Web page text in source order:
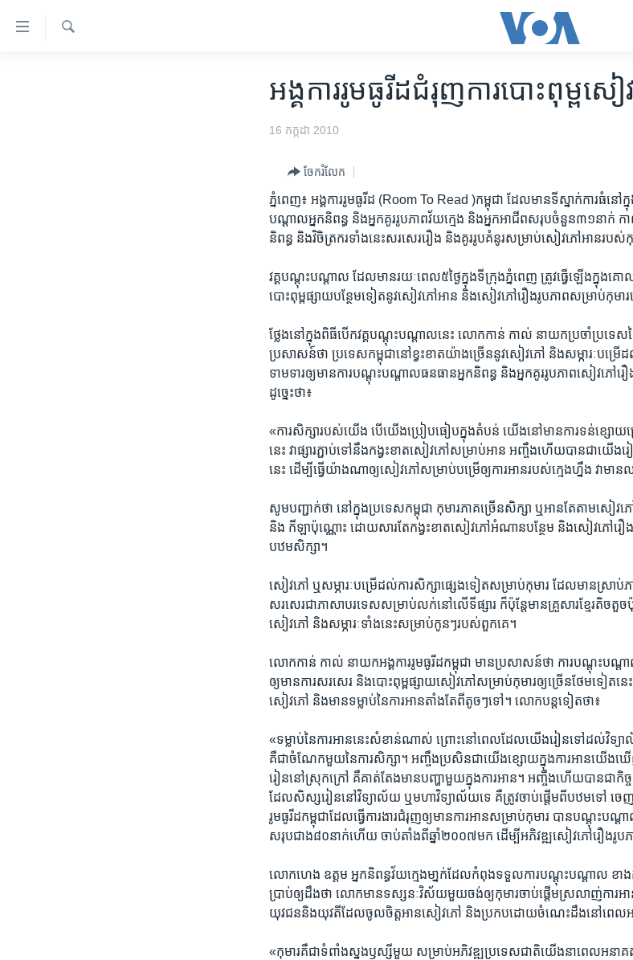
ទៅ​
អង្គការ​រូមធូរីដ​ជំរុញ​ការ​បោះពុម្ព​សៀ
16 កក្កដា 2010
ចែករំលែក
ភ្នំពេញ៖ អង្គការរូមធូរីដ​ (Room To Read )កម្ពុជា ដែល​មាន​ទី​ស្នាក់​ការ​ធំ​នៅ​ក្
បណ្ដាល​អ្នក​និពន្ធ និង​អ្នក​គូរ​រូបភាពវ័យ​ក្មេង និង​អ្នក​អាជីព​សរុបចំនួន​៣១​នាក់ កា
និពន្ធ និង​វិចិត្រករ​ទាំងនេះសរសេរ​រឿង និង​គូរ​រូប​គំនូរ​សម្រាប់​សៀវភៅ​អាន​របស់​កុ
វគ្គ​បណ្តុះ​បណ្តាល ដែល​មាន​រយៈ​ពេល​៥​ថ្ងៃ​ក្នុង​ទីក្រុង​ភ្នំពេញ​ ត្រូវ​ធ្វើឡើងក្
បោះ​ពុម្ពផ្សាយ​បន្ថែម​ទៀត​នូវ​សៀវភៅ​អាន និង​សៀវភៅ​រឿង​រូបភាព​សម្រាប់​កុមារ​
ថ្លែង​នៅ​ក្នុង​ពិធី​បើក​វគ្គ​បណ្តុះ​បណ្តាល​នេះ លោក​កាន់​ កាល់​ នាយក​ប្រចាំ​ប្រទេស​នៃ​
ប្រសាសន៍ថា ប្រទេស​កម្ពុជា​នៅ​ខ្វះខាត​យ៉ាង​ច្រើន​នូវ​សៀវ​ភៅ និង​សម្ភារៈ​បម្រើ​
ទាម​ទារ​ឲ្យ​មាន​ការ​បណ្ដុះ​បណ្ដាល​ធនធាន​អ្នកនិពន្ធ និង​អ្នក​គូរ​រូបភាព​សៀវភៅ​រ
ដូច្នេះ​ថា៖
«ការ​សិក្សា​របស់​យើង​ បើ​យើង​ប្រៀបធៀប​ក្នុង​តំបន់ យើង​នៅ​មាន​ការ​ទន់​ខ្សោយ​
នេះ​ វា​ផ្សារ​ភ្ជាប់​ទៅ​នឹងកង្វះ​ខាត​សៀវភៅ​សម្រាប់​អាន​ អញ្ចឹង​ហើយ​បាន​ជាយើង​រ
នេះ ដើម្បី​ធ្វើ​យ៉ាង​ណា​ឲ្យ​សៀវភៅ​សម្រាប់បម្រើ​ឲ្យ​ការ​អាន​របស់​ក្មេង​ហ្នឹង​ វា​មា
សូម​បញ្ជាក់​ថា នៅ​ក្នុង​ប្រទេស​កម្ពុជា កុមារ​ភាគ​ច្រើនសិក្សា ឬ​អាន​តែ​តាម​ស
និង​ កីឡា​ប៉ុណ្ណោះ ដោយសារ​តែ​កង្វះ​ខាតសៀវភៅ​អំណាន​បន្ថែម​ និង​សៀវភៅ​រឿង​រូ
បឋម​សិក្សា។
សៀវភៅ ឬ​សម្ភារៈ​បម្រើ​ដល់​ការ​សិក្សា​ផ្សេងទៀត​សម្រាប់​កុមារ​ ដែល​មាន​ស្រាប់​
សរសេរ​ជា​ភាសា​បរទេស​សម្រាប់​លក់​នៅ​លើ​ទីផ្សារ ក៏​ប៉ុន្តែ​មានគ្រួសារ​ខ្មែរ​តិច
សៀវភៅ និង​សម្ភារៈ​ទាំងនេះ​សម្រាប់​កូន​ៗ​របស់​ពួកគេ។
លោក​កាន់​ កាល់ នាយក​អង្គការរូមធូរីដ​កម្ពុជា មានប្រសាសន៍​ថា ការ​បណ្តុះ​បណ្តាល​
ឲ្យ​មានការ​សរសេរ និង​បោះ​ពុម្ព​ផ្សាយ​សៀវភៅ​សម្រាប់​កុមារ​ឲ្យ​ច្រើន​ថែម​ទៀត​នេ
សៀវភៅ និង​មាន​ទម្លាប់​នៃ​ការ​អាន​តាំង​តែ​ពី​តូចៗ​ទៅ។ លោក​បន្ត​ទៀត​ថា៖
«ទម្លាប់​នៃ​ការ​អាន​នេះ​សំខាន់​ណាស់​ ព្រោះ​នៅ​ពេល​ដែល​យើង​រៀន​ទៅដល់​វិទ្
គឺជា​ចំណែក​មួយនៃ​ការសិក្សា។ អញ្ចឹង​ប្រសិន​ជា​យើង​ខ្សោយ​ក្នុង​ការ​អាន​យើ
រៀន​នៅ​ស្រុក​ក្រៅ គឺ​គាត់​តែង​មាន​បញ្ហា​មួយ​ក្នុង​ការ​អាន។ អញ្ចឹង​ហើយ​បាន​ជាកិច្
ដែល​សិស្ស​រៀន​នៅ​វិទ្យាល័យ ឬ​មហាវិទ្យាល័យ​ទេ គឺ​ត្រូវ​ចាប់ផ្ដើម​ពី​បឋម​ទៅ ចេញ​ពី​
រូមធូរីដ​កម្ពុជា​ដែល​ធ្វើការ​ងារ​ជំរុញ​ឲ្យ​មាន​ការ​អាន​សម្រាប់​កុមារ​ បានបណ្តុះ​បណ្ត
សរុប​ជាង​៨០​នាក់​ហើយ ចាប់​តាំង​ពី​ឆ្នាំ​២០០៧​មក ដើម្បី​អភិវឌ្ឍ​សៀវភៅ​រឿង​រូបភ
លោក​ហេង​ ឧត្តម អ្នកនិពន្ធ​វ័យក្មេង​មា្នក់​ដែល​កំពុង​ទទួល​ការ​បណ្តុះ​បណ្តាល ខាង​
ប្រាប់ឲ្យ​ដឹង​ថា​ លោក​មាន​ទស្សនៈ​វិស័យ​មួយ​ចង់​ឲ្យ​កុមារ​ចាប់ផ្តើម​ស្រលាញ់​ការ​អា
យុវជន​និងយុវតី​ដែល​ចូលចិត្ត​អាន​សៀវភៅ និង​ប្រកប​ដោយ​ចំណេះ​ដឹង​នៅ​ពេល​
«កុមារ​គឺជាទំពាំង​ស្នង​ឫស្សី​មួយ សម្រាប់​អភិវឌ្ឍ​ប្រទេស​ជាតិ​យើង​នា​ពេល​អនា